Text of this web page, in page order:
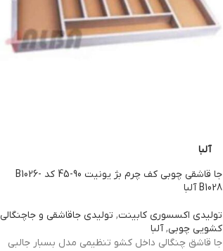
آلبا
جا قاشقی چوبی کف چرم بژ یونیت 90-45 کد B1026-
B1028 آلبا
تولیدی اکسسوری کابینت, تولیدی جاقاشقی و جاچنگالی
کشویی چوبی, آلبا
جا قاشق چنگالی داخل کشو تنظیمی مدل بسبار جالبی